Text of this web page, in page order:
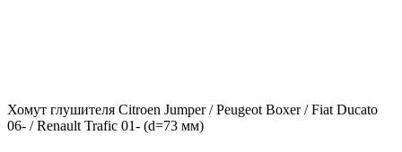
Хомут глушителя Citroen Jumper / Peugeot Boxer / Fiat Ducato
06- / Renault Trafic 01- (d=73 мм)